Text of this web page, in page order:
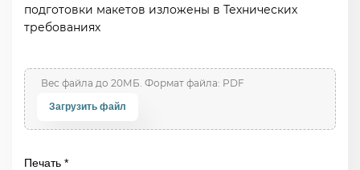
подготовки макетов изложены в Технических
требованиях
Загрузить файл
Печать *